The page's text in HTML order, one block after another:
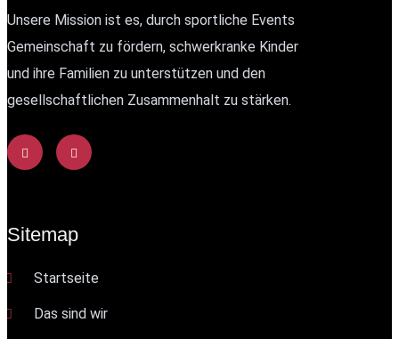
Unsere Mission ist es, durch sportliche Events
Gemeinschaft zu fördern, schwerkranke Kinder
und ihre Familien zu unterstützen und den
gesellschaftlichen Zusammenhalt zu stärken.
Sitemap
Startseite
Das sind wir